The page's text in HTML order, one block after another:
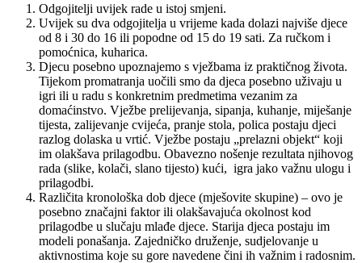
Odgojitelji uvijek rade u istoj smjeni.
Uvijek su dva odgojitelja u vrijeme kada dolazi najviše djece
od 8 i 30 do 16 ili popodne od 15 do 19 sati. Za ručkom i
pomoćnica, kuharica.
Djecu posebno upoznajemo s vježbama iz praktičnog života.
Tijekom promatranja uočili smo da djeca posebno uživaju u
igri ili u radu s konkretnim predmetima vezanim za
domaćinstvo. Vježbe prelijevanja, sipanja, kuhanje, miješanje
tijesta, zalijevanje cvijeća, pranje stola, polica postaju djeci
razlog dolaska u vrtić. Vježbe postaju „prelazni objekt“ koji
im olakšava prilagodbu. Obavezno nošenje rezultata njihovog
rada (slike, kolači, slano tijesto) kući, igra jako važnu ulogu i
prilagodbi.
Različita kronološka dob djece (mješovite skupine) – ovo je
posebno značajni faktor ili olakšavajuća okolnost kod
prilagodbe u slučaju mlađe djece. Starija djeca postaju im
modeli ponašanja. Zajedničko druženje, sudjelovanje u
aktivnostima koje su gore navedene čini ih važnim i radosnim.